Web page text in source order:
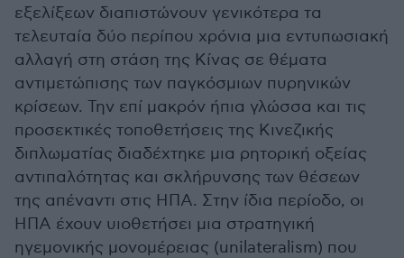
εξελίξεων διαπιστώνουν γενικότερα τα
τελευταία δύο περίπου χρόνια μια εντυπωσιακή
αλλαγή στη στάση της Κίνας σε θέματα
αντιμετώπισης των παγκόσμιων πυρηνικών
κρίσεων. Την επί μακρόν ήπια γλώσσα και τις
προσεκτικές τοποθετήσεις της Κινεζικής
διπλωματίας διαδέχτηκε μια ρητορική οξείας
αντιπαλότητας και σκλήρυνσης των θέσεων
της απέναντι στις ΗΠΑ. Στην ίδια περίοδο, οι
ΗΠΑ έχουν υιοθετήσει μια στρατηγική
ηγεμονικής μονομέρειας (unilateralism) που